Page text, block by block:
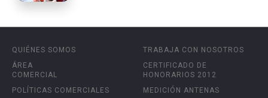
QUIÉNES SOMOS
ÁREA
COMERCIAL
POLÍTICAS COMERCIALES
TRABAJA CON NOSOTROS
CERTIFICADO DE
HONORARIOS 2012
MEDICIÓN ANTENAS